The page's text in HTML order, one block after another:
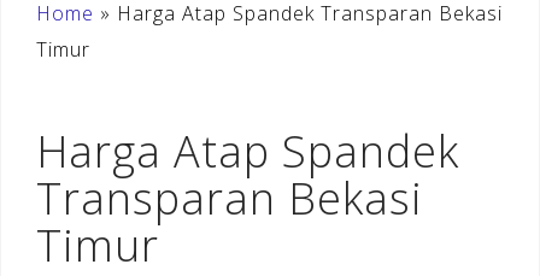
Home » Harga Atap Spandek Transparan Bekasi
Timur
Harga Atap Spandek
Transparan Bekasi
Timur